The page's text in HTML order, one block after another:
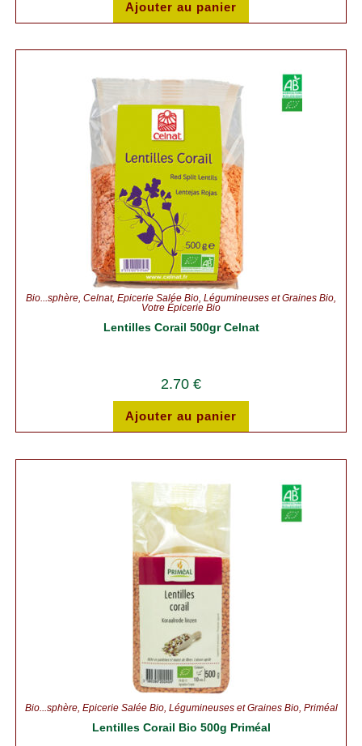
Ajouter au panier
Bio...sphère, Celnat, Épicerie Salée Bio, Légumineuses et Graines Bio,
Votre Épicerie Bio
Lentilles Corail 500gr Celnat
2.70 €
Ajouter au panier
Bio...sphère, Épicerie Salée Bio, Légumineuses et Graines Bio, Priméal
Lentilles Corail Bio 500g Priméal